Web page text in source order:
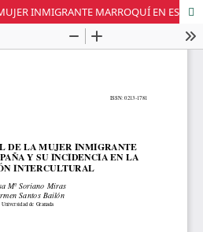
EL PERFIL SOCIAL DE LA MUJER INMIGRANTE MARROQUÍ EN ESPAÑA Y SU INCIDENCIA EN LA RELACIÓN INTERCULTURAL